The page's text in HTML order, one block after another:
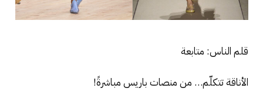
قلم الناس: متابعة
الأناقة تتكلّم… من منصات باريس مباشرةً!